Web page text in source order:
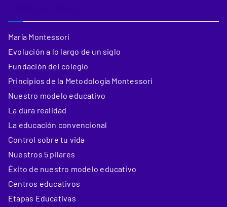
María Montessori
Evolución a lo largo de un siglo
Fundación del colegio
Principios de la Metodología Montessori
Nuestro modelo educativo
La dura realidad
La educación convencional
Control sobre tu vida
Nuestros 5 pilares
Éxito de nuestro modelo educativo
Centros educativos
Etapas Educativas